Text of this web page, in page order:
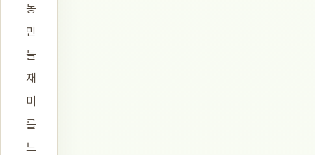
농
민
들
재
미
를
느